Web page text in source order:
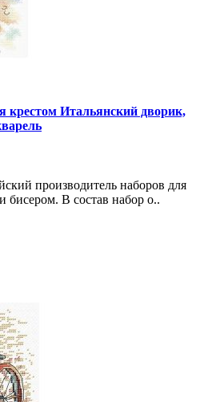
Итальянский дворик,
производитель наборов для
бисером. В состав набор о..